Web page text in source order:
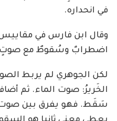
في انحداره.
وقال ابن فارس في مقاييس
اضطرابٌ وسُقوطٌ مع
لكن الجوهري لم يربط
الخَريرُ: صوت الماء. ثم
سَقَط. فهو يفرق بين صوت